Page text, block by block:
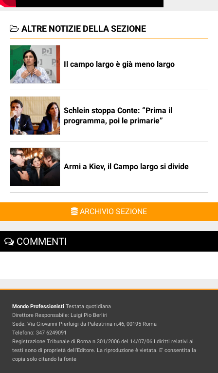
ALTRE NOTIZIE DELLA SEZIONE
Il campo largo è già meno largo
Schlein stoppa Conte: “Prima il
programma, poi le primarie”
Armi a Kiev, il Campo largo si divide
ARCHIVIO SEZIONE
COMMENTI
Mondo Professionisti Testata quotidiana
Direttore Responsabile: Luigi Pio Berliri
Sede: Via Giovanni Pierluigi da Palestrina n.46, 00195 Roma
Telefono: 347 6249091
Registrazione Tribunale di Roma n.301/2006 del 14/07/06 I diritti relativi ai
testi sono di proprietà dell'Editore. La riproduzione è vietata. E' consentita la
copia solo citando la fonte